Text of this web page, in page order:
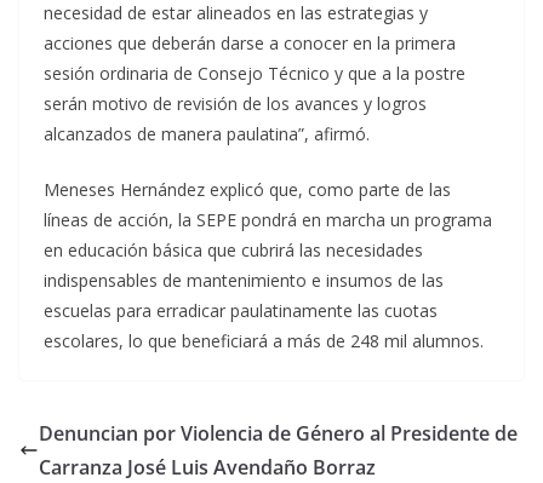
necesidad de estar alineados en las estrategias y
acciones que deberán darse a conocer en la primera
sesión ordinaria de Consejo Técnico y que a la postre
serán motivo de revisión de los avances y logros
alcanzados de manera paulatina”, afirmó.
Meneses Hernández explicó que, como parte de las
líneas de acción, la SEPE pondrá en marcha un programa
en educación básica que cubrirá las necesidades
indispensables de mantenimiento e insumos de las
escuelas para erradicar paulatinamente las cuotas
escolares, lo que beneficiará a más de 248 mil alumnos.
Denuncian por Violencia de Género al Presidente de
Carranza José Luis Avendaño Borraz